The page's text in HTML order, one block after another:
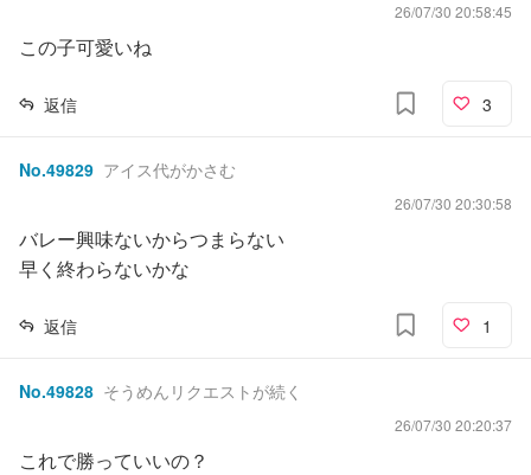
26/07/30 20:58:45
この子可愛いね
返信 3
No.49829 アイス代がかさむ
26/07/30 20:30:58
バレー興味ないからつまらない
早く終わらないかな
返信 1
No.49828 そうめんリクエストが続く
26/07/30 20:20:37
これで勝っていいの？